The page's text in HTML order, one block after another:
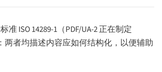
ISO 14289-1（PDF/UA-2 正在制定
两者均描述内容应如何结构化，以便辅助